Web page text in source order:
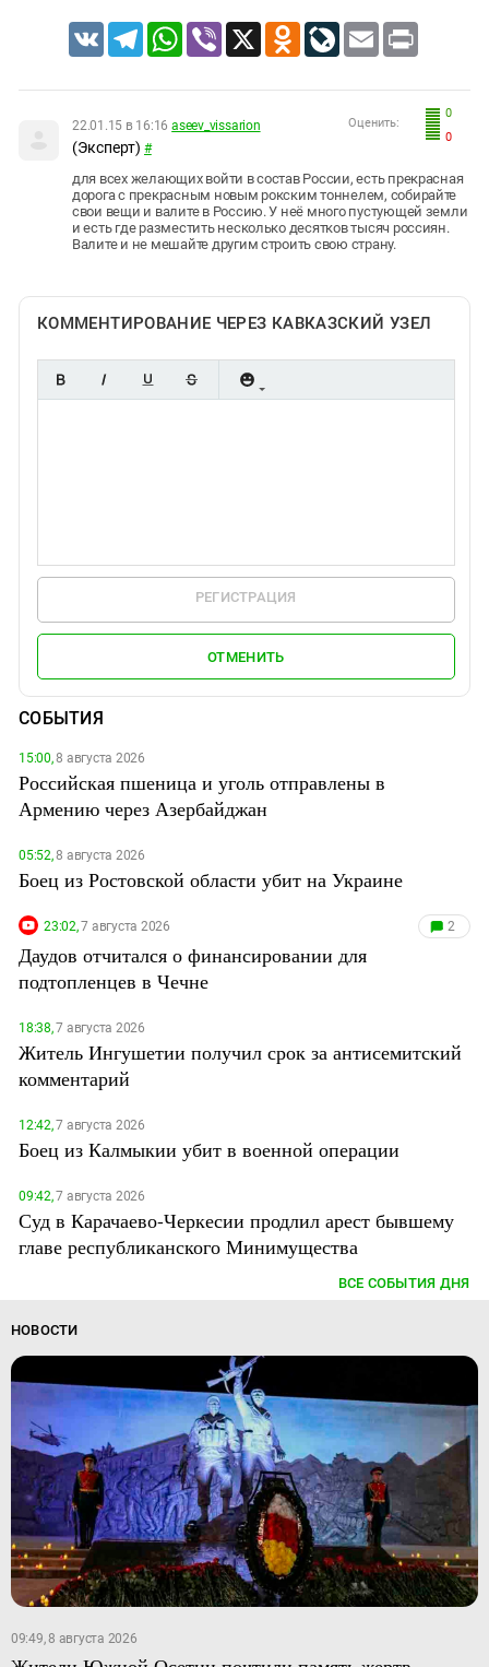
VK TelegramWhatsApp
Viber X Odnoklassniki
LiveJournal
Email Print
0
0
Оценить:
22.01.15 в 16:16 aseev_vissarion
(Эксперт) #
для всех желающих войти в состав России, есть прекрасная
дорога с прекрасным новым рокским тоннелем, собирайте
свои вещи и валите в Россию. У неё много пустующей земли
и есть где разместить несколько десятков тысяч россиян.
Валите и не мешайте другим строить свою страну.
КОММЕНТИРОВАНИЕ ЧЕРЕЗ КАВКАЗСКИЙ УЗЕЛ
РЕГИСТРАЦИЯ
ОТМЕНИТЬ
СОБЫТИЯ
15:00,8 августа 2026
Российская пшеница и уголь отправлены в
Армению через Азербайджан
05:52,8 августа 2026
Боец из Ростовской области убит на Украине
23:02,7 августа 2026 2
Даудов отчитался о финансировании для
подтопленцев в Чечне
18:38,7 августа 2026
Житель Ингушетии получил срок за антисемитский
комментарий
12:42,7 августа 2026
Боец из Калмыкии убит в военной операции
09:42,7 августа 2026
Суд в Карачаево-Черкесии продлил арест бывшему
главе республиканского Минимущества
ВСЕ СОБЫТИЯ ДНЯ
НОВОСТИ
09:49, 8 августа 2026